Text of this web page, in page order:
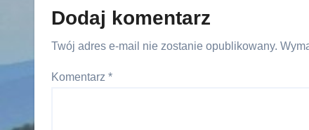
Dodaj komentarz
Twój adres e-mail nie zostanie opublikowany.
Komentarz *